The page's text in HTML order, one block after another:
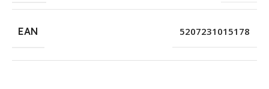
EAN 5207231015178